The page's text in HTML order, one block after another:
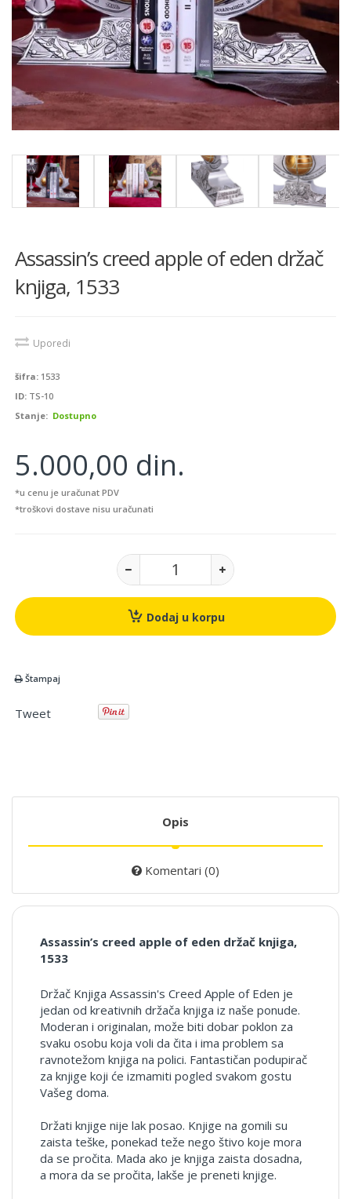
Assassin’s creed apple of eden držač
knjiga, 1533
Uporedi
šifra: 1533
ID: TS-10
Stanje: Dostupno
5.000,00 din.
*u cenu je uračunat PDV
*troškovi dostave nisu uračunati
Dodaj u korpu
Štampaj
Tweet
Opis
Komentari (0)
Assassin’s creed apple of eden držač knjiga,
1533
Držač Knjiga Assassin's Creed Apple of Eden je
jedan od kreativnih držača knjiga iz naše ponude.
Moderan i originalan, može biti dobar poklon za
svaku osobu koja voli da čita i ima problem sa
ravnotežom knjiga na polici. Fantastičan podupirač
za knjige koji će izmamiti pogled svakom gostu
Vašeg doma.
Držati knjige nije lak posao. Knjige na gomili su
zaista teške, ponekad teže nego štivo koje mora
da se pročita. Mada ako je knjiga zaista dosadna,
a mora da se pročita, lakše je preneti knjige.